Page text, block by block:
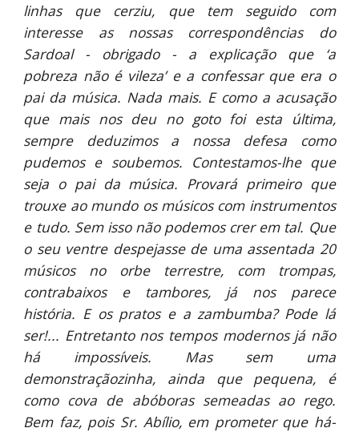
linhas que cerziu, que tem seguido com
interesse as nossas correspondências do
Sardoal - obrigado - a explicação que ‘a
pobreza não é vileza’ e a confessar que era o
pai da música. Nada mais. E como a acusação
que mais nos deu no goto foi esta última,
sempre deduzimos a nossa defesa como
pudemos e soubemos. Contestamos-lhe que
seja o pai da música. Provará primeiro que
trouxe ao mundo os músicos com instrumentos
e tudo. Sem isso não podemos crer em tal. Que
o seu ventre despejasse de uma assentada 20
músicos no orbe terrestre, com trompas,
contrabaixos e tambores, já nos parece
história. E os pratos e a zambumba? Pode lá
ser!... Entretanto nos tempos modernos já não
há impossíveis. Mas sem uma
demonstraçãozinha, ainda que pequena, é
como cova de abóboras semeadas ao rego.
Bem faz, pois Sr. Abílio, em prometer que há-